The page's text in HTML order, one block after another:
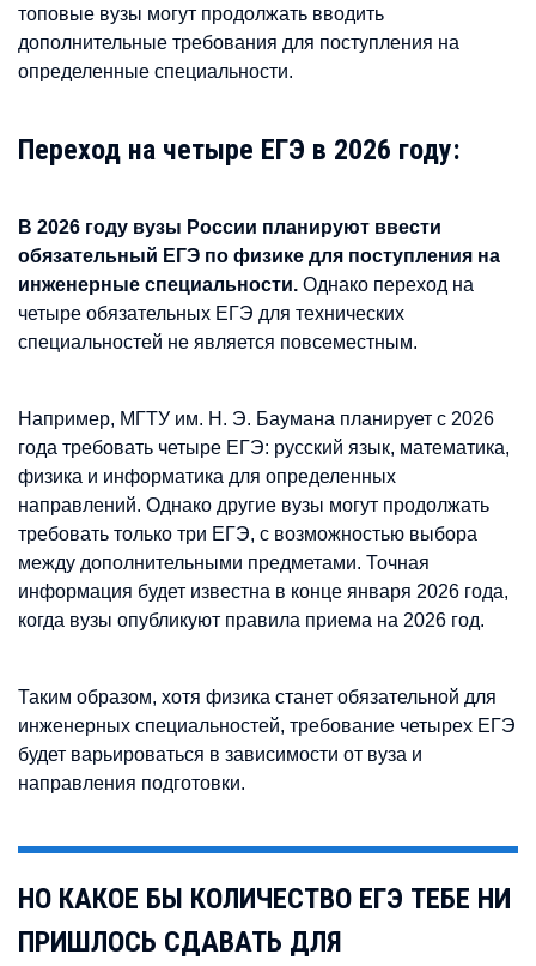
топовые вузы могут продолжать вводить
дополнительные требования для поступления на
определенные специальности.
Переход на четыре ЕГЭ в 2026 году:
В 2026 году вузы России планируют ввести
обязательный ЕГЭ по физике для поступления на
инженерные специальности. Однако переход на
четыре обязательных ЕГЭ для технических
специальностей не является повсеместным.
Например, МГТУ им. Н. Э. Баумана планирует с 2026
года требовать четыре ЕГЭ: русский язык, математика,
физика и информатика для определенных
направлений. Однако другие вузы могут продолжать
требовать только три ЕГЭ, с возможностью выбора
между дополнительными предметами. Точная
информация будет известна в конце января 2026 года,
когда вузы опубликуют правила приема на 2026 год.
Таким образом, хотя физика станет обязательной для
инженерных специальностей, требование четырех ЕГЭ
будет варьироваться в зависимости от вуза и
направления подготовки.
НО КАКОЕ БЫ КОЛИЧЕСТВО ЕГЭ ТЕБЕ НИ
ПРИШЛОСЬ СДАВАТЬ ДЛЯ